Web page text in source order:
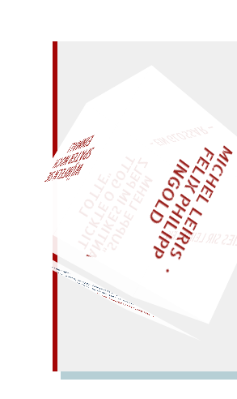
„
S
U
P
P
E
L
E
H
M
A
N
T
I
K
E
S
I
M
P
E
L
Z
T
I
C
K
T
E
O
G
O
T
T
L
O
T
T
E
ENZYKLOPÄDIE
Lob entzückt die Deppen.
Zen glückt; Klo lädiert; Po
entzückt. M
I
C
H
E
L
L
E
I
R
I
S
・
F
E
L
I
X
P
H
I
L
I
P
P
I
N
G
O
L
D LIES SIR LEIRIS LEIS
AL!